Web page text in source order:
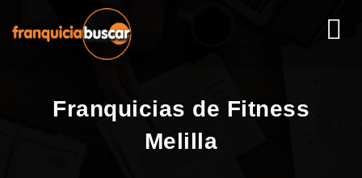
Franquicias de Fitness
Melilla